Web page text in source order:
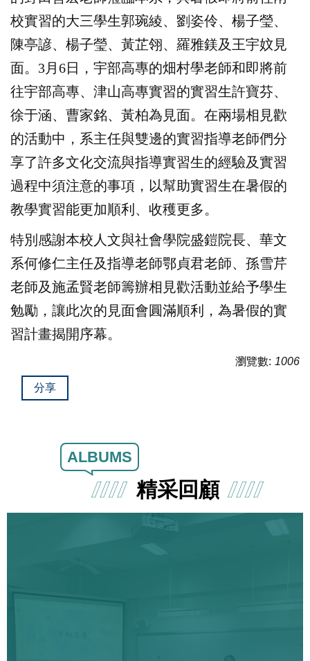
校實習的大三學生郭琬綾、劉姿伶、楊子瑩、
陳亭諺、楊子瑩、黃芷翎、羅雅鎂及王宇妏見
面。3月6日，宇部高專的畑村學老師和即將前
往宇部高專、津山高專實習的實習生許寶芬、
徐于涵、曹家銘、黃柏為見面。在兩場相見歡
的活動中，系主任與雙邊的實習指導老師們分
享了許多文化交流與指導實習生的經驗及實習
過程中須注意的事項，以幫助實習生在暑假的
教學實習能更加順利、收穫更多。
特別感謝本校人文與社會學院盛鎧院長、華文
系何修仁主任及指導老師鄂貞君老師、孫雪芹
老師及施孟賢老師籌辦相見歡活動並給予學生
勉勵，讓此次的見面會圓滿順利，為暑假的實
習計畫揭開序幕。
瀏覽數: 1006
分享
精采回顧
ALBUMS